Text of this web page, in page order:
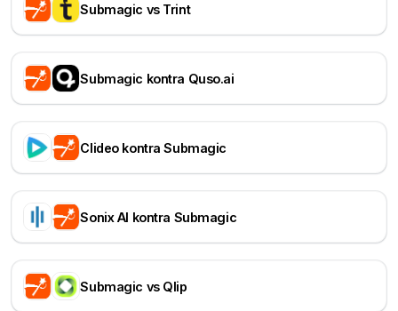
Submagic vs Trint
Submagic kontra Quso.ai
Clideo kontra Submagic
Sonix AI kontra Submagic
Submagic vs Qlip